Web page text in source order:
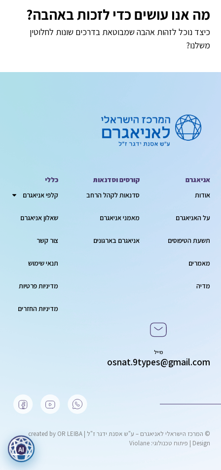
מה אנו עושים כדי לזכות באהבה?
כיצד נוכל לזהות אהבה שמבוטאת בדרכים שונות לחלוטין
משלנו?
אניאגרם
אודות
על האניאגרם
תשעת הטיפוסים
מאמרים
מדיה
קורסים וסדנאות
סדנאות לקהל הרחב
מאמני אניאגרם
אניאגרם בארגונים
כללי
קלפי אניאגרם
שאלון אניאגרם
צור קשר
תנאי שימוש
מדיניות פרטיות
מדיניות החזרים
מייל
osnat.9types@gmail.com
© המרכז הישראלי לאניאגרם – ע"ש אסנת ידגר ז"ל | created by OR LEIBA
Design |
פיתוח טכנולוגי: Violane
AI